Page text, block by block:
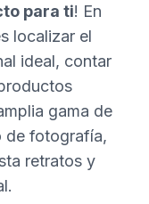
para ti! En
localizar el
ideal, contar
gama de
de fotografía,
retratos y